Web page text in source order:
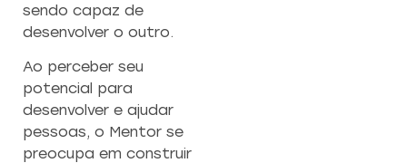
sendo capaz de
desenvolver o outro.
Ao perceber seu
potencial para
desenvolver e ajudar
pessoas, o Mentor se
preocupa em construir